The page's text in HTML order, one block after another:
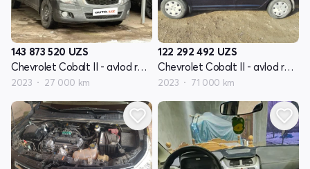
143 873 520 UZS
Chevrolet Cobalt II - avlod restyling
2023 27 000 km
122 292 492 UZS
Chevrolet Cobalt II - avlod restyling
2023 71 000 km